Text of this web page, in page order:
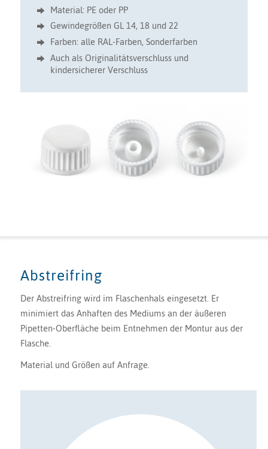
Material: PE oder PP
Gewindegrößen GL 14, 18 und 22
Farben: alle RAL-Farben, Sonderfarben
Auch als Originalitätsverschluss und
kindersicherer Verschluss
Abstreifring
Der Abstreifring wird im Flaschenhals eingesetzt. Er
minimiert das Anhaften des Mediums an der äußeren
Pipetten-Oberfläche beim Entnehmen der Montur aus der
Flasche.
Material und Größen auf Anfrage.